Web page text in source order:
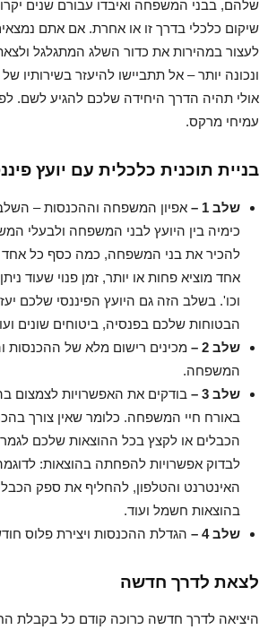
שלהם, בבני המשפחה ואיבדו עבורם שנים
שיקום כלכלי בדרך זו או אחרת. אם אתם
לעצור במהירות את כדור השלג המתגלגל
ונכונה יותר – אל תתביישו להיעזר בשירותיו של
אולי תהיה הדרך היחידה שלכם להגיע לשם.
עמיחי מרקס.
בניית תוכנית כלכלית עם יועץ
שלב 1 –
אפיון המשפחה וההכנסות – השלב
כימיה בין היועץ לבני המשפחה ולבעלי
להכיר את בני המשפחה, כמה כסף כל
אחד מוציא פחות או יותר, זמן פנוי שעוד
וכו'. בשלב הזה גם היועץ הפיננסי שלכם
הבטוחות שלכם בפנסיה, ביטוחים שונים
שלב 2 –
מכינים רישום מלא של ההכנסות
המשפחה.
שלב 3 –
בודקים את האפשרויות לצמצום
באורח חיי המשפחה. כלומר שאין צורך
הכבלים או לקצץ בכל ההוצאות שלכם
לבדוק אפשרויות להפחתה בהוצאות:
האינטרנט והטלפון, להחליף את ספק
בהוצאות חשמל ועוד.
שלב 4 –
הגדלת ההכנסות ויצירת פלוס
לצאת לדרך חדשה
היציאה לדרך חדשה כרוכה קודם כל בקבלת